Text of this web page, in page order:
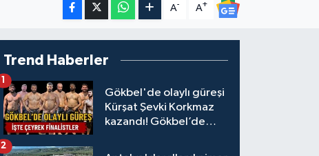
A- A+
Trend Haberler
Gökbel'de olaylı güreşi
Kürşat Şevki Korkmaz
kazandı! Gökbel’de
1
2